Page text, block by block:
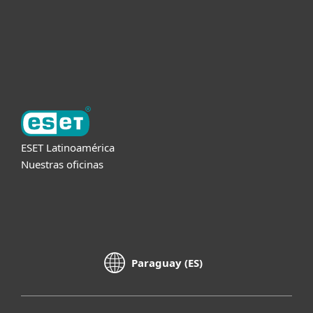
ESET Latinoamérica
Nuestras oficinas
Paraguay (ES)